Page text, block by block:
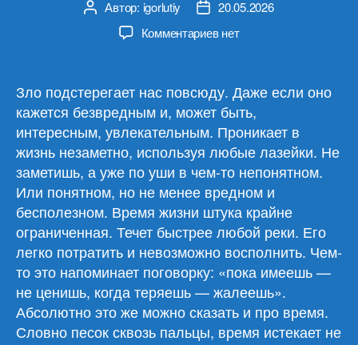
Автор
записи
Автор: igorlutiy
Дата20.05.2026
Комментариевк
материалов
20.05.26
нет
Зло подстерегает нас повсюду. Даже если оно
кажется безвредным и, может быть,
интересным, увлекательным. Проникает в
жизнь незаметно, используя любые лазейки. Не
заметишь, а уже по уши в чем-то непонятном.
Или понятном, но не менее вредном и
бесполезном. Время жизни штука крайне
ограниченная. Течет быстрее любой реки. Его
легко потратить и невозможно восполнить. Чем-
то это напоминает поговорку: «пока имеешь —
не ценишь, когда теряешь — жалеешь».
Абсолютно это же можно сказать и про время.
Словно песок сквозь пальцы, время истекает не